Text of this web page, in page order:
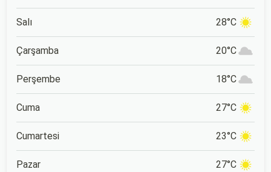
Salı 28°C
Çarşamba 20°C
Perşembe 18°C
Cuma 27°C
Cumartesi 23°C
Pazar 27°C